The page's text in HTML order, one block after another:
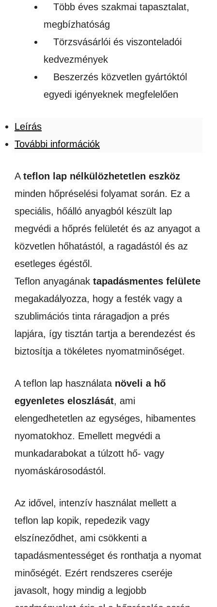
Több éves szakmai tapasztalat,
megbízhatóság
Törzsvásárlói és viszonteladói
kedvezmények
Beszerzés közvetlen gyártóktól
egyedi igényeknek megfelelően
Leírás
További információk
A teflon lap nélkülözhetetlen eszköz
minden hőpréselési folyamat során. Ez a
speciális, hőálló anyagból készült lap
megvédi a hőprés felületét és az anyagot a
közvetlen hőhatástól, a ragadástól és az
esetleges égéstől.
Teflon anyagának tapadásmentes felülete
megakadályozza, hogy a festék vagy a
szublimációs tinta ráragadjon a prés
lapjára, így tisztán tartja a berendezést és
biztosítja a tökéletes nyomatminőséget.
A teflon lap használata növeli a hő
egyenletes eloszlását, ami
elengedhetetlen az egységes, hibamentes
nyomatokhoz. Emellett megvédi a
munkadarabokat a túlzott hő- vagy
nyomáskárosodástól.
Az idővel, intenzív használat mellett a
teflon lap kopik, repedezik vagy
elszíneződhet, ami csökkenti a
tapadásmentességet és ronthatja a nyomat
minőségét. Ezért rendszeres cseréje
javasolt, hogy mindig a legjobb